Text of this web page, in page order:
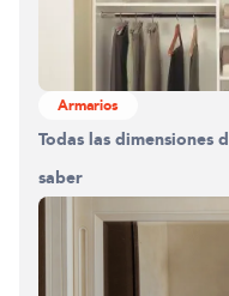
Armarios
Todas las dimensiones
saber